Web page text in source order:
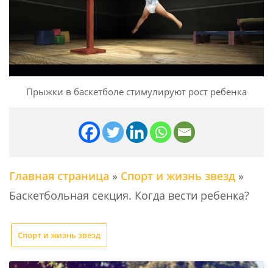
Прыжки в баскетболе стимулируют рост ребенка
Главная страница » Спорт и жизнь звезд »
Баскетбольная секция. Когда вести ребенка?
Спорт и жизнь звезд